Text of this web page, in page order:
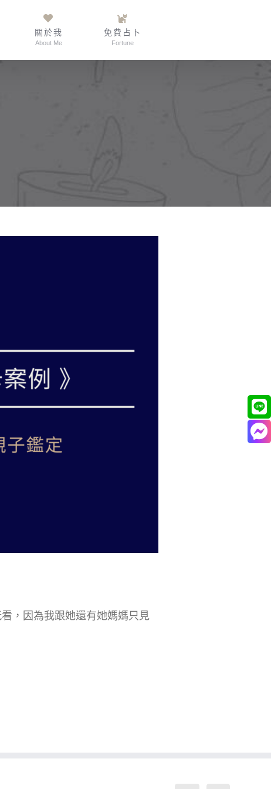
關於我
About Me
免費占卜
Fortune
，因為我跟她還有她媽媽只見